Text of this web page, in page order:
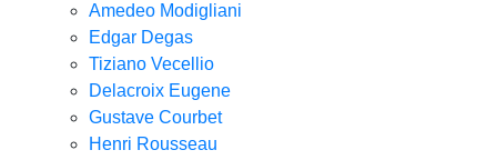
Amedeo Modigliani
Edgar Degas
Tiziano Vecellio
Delacroix Eugene
Gustave Courbet
Henri Rousseau